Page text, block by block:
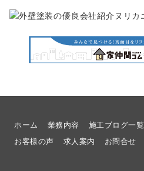
ホーム 業務内容 施工ブログ一覧
お客様の声
求人案内 お問合せ